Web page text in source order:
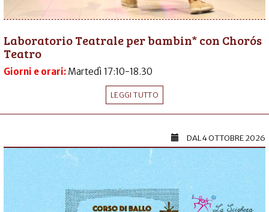
Laboratorio Teatrale per bambin* con Chorós
Teatro
Giorni e orari: Martedì 17:10-18.30
LEGGI TUTTO
DAL4 OTTOBRE 2026